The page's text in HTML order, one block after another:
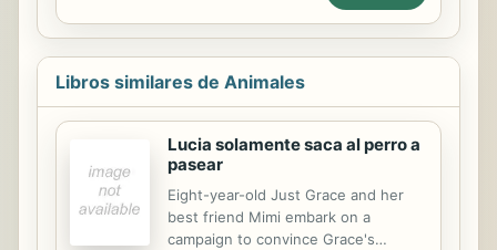
tienen un hermano mayor para
acompañarlos. Pronto se dará cuenta
de que la escuela es muy diferente
de lo que esperaba.
Libros similares de Animales
Lucia solamente saca al perro a
pasear
Eight-year-old Just Grace and her
best friend Mimi embark on a
campaign to convince Grace's